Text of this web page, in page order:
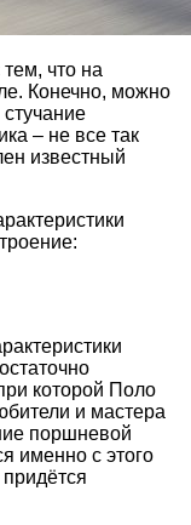
что на
Конечно, можно
– не все так
известный
которой Поло
и мастера
поршневой
именно с этого